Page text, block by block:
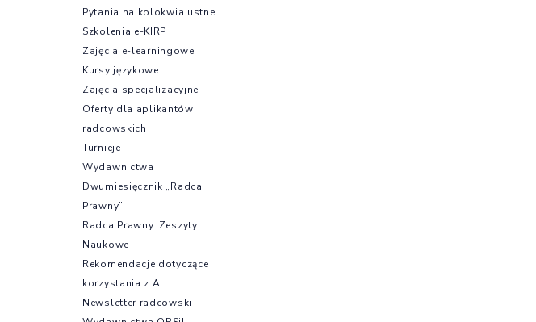
Pytania na kolokwia ustne
Szkolenia e-KIRP
Zajęcia e-learningowe
Kursy językowe
Zajęcia specjalizacyjne
Oferty dla aplikantów
radcowskich
Turnieje
Wydawnictwa
Dwumiesięcznik „Radca
Prawny”
Radca Prawny. Zeszyty
Naukowe
Rekomendacje dotyczące
korzystania z AI
Newsletter radcowski